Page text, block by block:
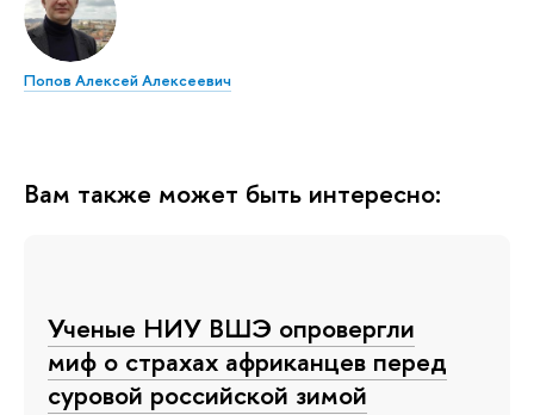
Попов Алексей Алексеевич
Вам также может быть интересно:
Ученые НИУ ВШЭ опровергли
миф о страхах африканцев перед
суровой российской зимой